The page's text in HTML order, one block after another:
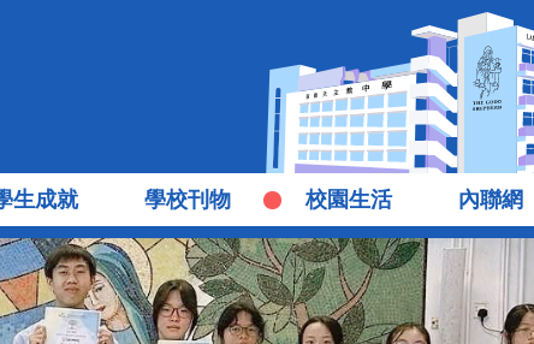
生成就 學校刊物 校園生活 內聯網